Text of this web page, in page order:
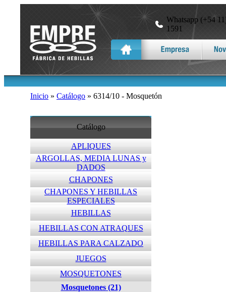
Whatsapp (+54
1591
Inicio » Catálogo » 6314/10 - Mosquetón
Catálogo
APLIQUES
ARGOLLAS, MEDIA LUNAS y
DADOS
CHAPONES
CHAPONES Y HEBILLAS
ESPECIALES
HEBILLAS
HEBILLAS CON ATRAQUES
HEBILLAS PARA CALZADO
JUEGOS
MOSQUETONES
Mosquetones (21)